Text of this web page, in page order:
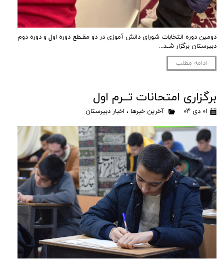
دومین دوره انتخابات شورای دانش آموزی در دو مقـطع دوره اول و دوره دوم
دبیرستان برگزار شـد...
ادامه مطلب
برگزاری امتحانات تــرم اول
۰۱ دی ۰۳ آخرین خبرها ، اخبار دبیرستان